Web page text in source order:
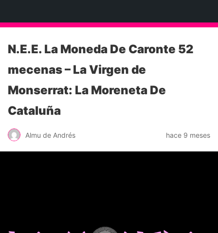
N.E.E. La Moneda De Caronte 52
mecenas – La Virgen de
Monserrat: La Moreneta De
Cataluña
Almu de Andrés hace 9 meses